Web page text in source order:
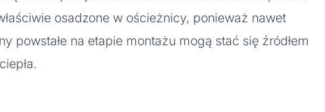
osadzone w ościeżnicy, ponieważ nawet
powstałe na etapie montażu mogą stać się źródłem